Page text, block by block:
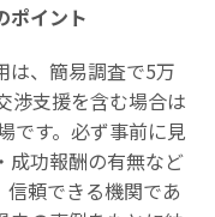
ポイント
は、簡易調査で5万
渉支援を含む場合は
です。必ず事前に見
成功報酬の有無など
頼できる機関であ